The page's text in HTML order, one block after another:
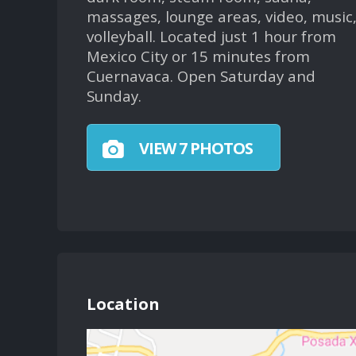
massages, lounge areas, video, music,
volleyball. Located just 1 hour from
Mexico City or 15 minutes from
Cuernavaca. Open Saturday and
Sunday.
VIEW 7 PHOTOS
Location